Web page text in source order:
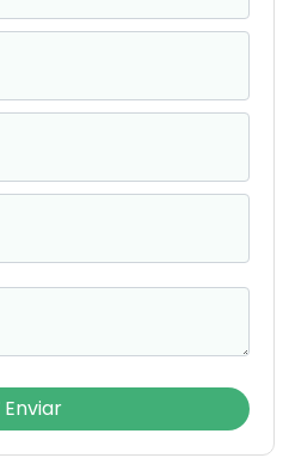
Enviar